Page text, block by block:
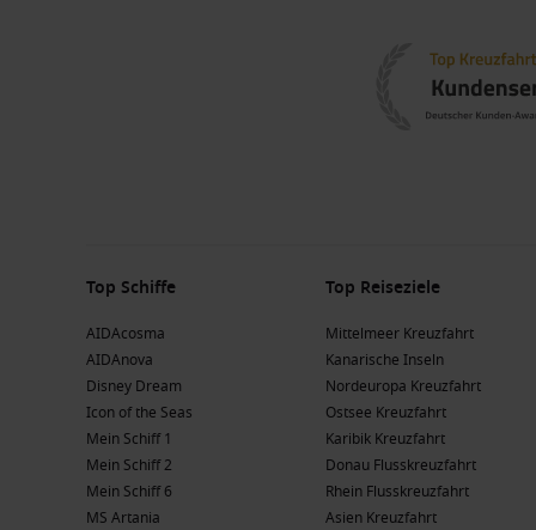
Top Schiffe
AIDAcosma
AIDAnova
Disney Dream
Icon of the Seas
Mein Schiff 1
Mein Schiff 2
Mein Schiff 6
MS Artania
Top Reiseziele
Mittelmeer Kreuzfahrt
Kanarische Inseln
Nordeuropa Kreuzfahrt
Ostsee Kreuzfahrt
Karibik Kreuzfahrt
Donau Flusskreuzfahrt
Rhein Flusskreuzfahrt
Asien Kreuzfahrt